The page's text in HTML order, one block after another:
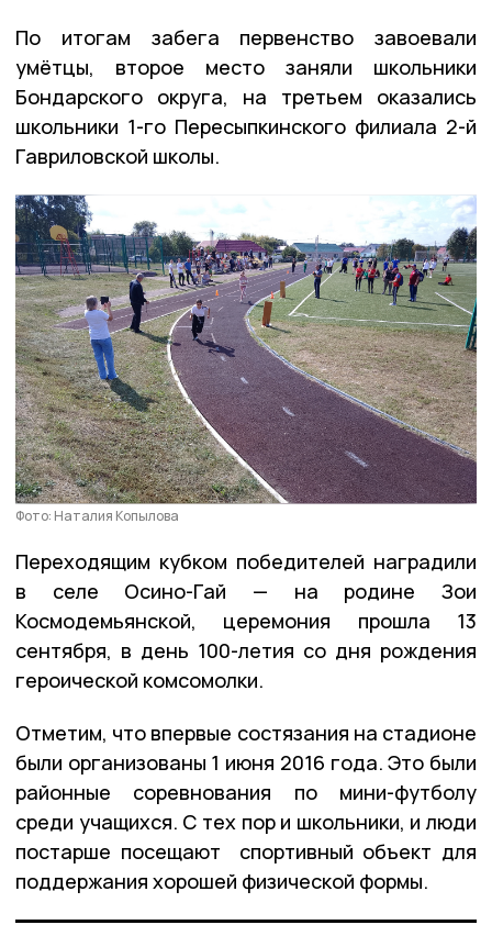
По итогам забега первенство завоевали
умётцы, второе место заняли школьники
Бондарского округа, на третьем оказались
школьники 1-го Пересыпкинского филиала 2-й
Гавриловской школы.
Фото: Наталия Копылова
Переходящим кубком победителей наградили
в селе Осино-Гай — на родине Зои
Космодемьянской, церемония прошла 13
сентября, в день 100-летия со дня рождения
героической комсомолки.
Отметим, что впервые состязания на стадионе
были организованы 1 июня 2016 года. Это были
районные соревнования по мини-футболу
среди учащихся. С тех пор и школьники, и люди
постарше посещают спортивный объект для
поддержания хорошей физической формы.